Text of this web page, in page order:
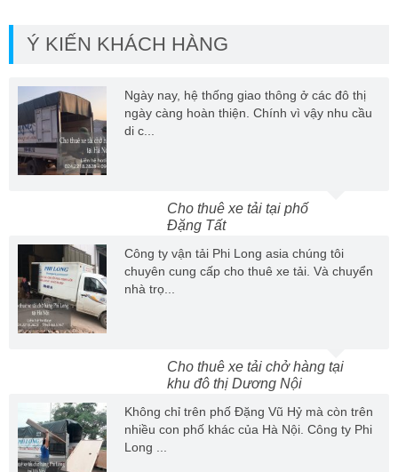
Ý KIẾN KHÁCH HÀNG
Ngày nay, hệ thống giao thông ở các đô thị
ngày càng hoàn thiện. Chính vì vậy nhu cầu
di c...
Cho thuê xe tải tại phố
Đặng Tất
Công ty vận tải Phi Long asia chúng tôi
chuyên cung cấp cho thuê xe tải. Và chuyển
nhà trọ...
Cho thuê xe tải chở hàng tại
khu đô thị Dương Nội
Không chỉ trên phố Đặng Vũ Hỷ mà còn trên
nhiều con phố khác của Hà Nội. Công ty Phi
Long ...